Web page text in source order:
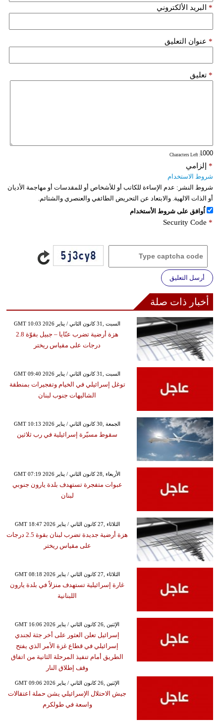
البريد الألكتروني *
عنوان التعليق *
تعليق *
: Characters Left
إلزامي *
شروط الاستخدام
شروط النشر: عدم الإساءة للكاتب أو للأشخاص أو للمقدسات أو مهاجمة الأديان
أو الذات الالهية. والابتعاد عن التحريض الطائفي والعنصري والشتائم.
اُوافق على شروط الأستخدام
Security Code *
أرسل التعليق
أخبار ذات صلة
GMT 10:03 2026 السبت ,31 كانون الثاني / يناير
هزة أرضية تضرب عنّايا – جبيل بقوّة 2.8
درجات على مقياس ريختر
GMT 09:40 2026 السبت ,31 كانون الثاني / يناير
توغل إسرائيلي في الخيام وتفجيرات بمنطقة
الشاليهات جنوب لبنان
GMT 10:13 2026 الجمعة ,30 كانون الثاني / يناير
سقوط مسيّرة إسرائيلية في رب ثلاثين
GMT 07:19 2026 الأربعاء ,28 كانون الثاني / يناير
عبوات متفجرة تستهدف بلدة يارون جنوبي
لبنان
GMT 18:47 2026 الثلاثاء ,27 كانون الثاني / يناير
هزة أرضية جديدة تضرب لبنان بقوة 2.5 درجات
على مقياس ريختر
GMT 08:18 2026 الثلاثاء ,27 كانون الثاني / يناير
غارة إسرائيلية تستهدف منزلاً في بلدة يارون
اللبنانية
GMT 16:06 2026 الإثنين ,26 كانون الثاني / يناير
إسرائيل تعلن العثور على أخر جثة لجندي
إسرائيلي في قطاع غزة الأمر الذي يفتح
الطريق أمام تنفيذ المرحلة الثانية من اتفاق
وقف إطلاق النار
GMT 09:06 2026 الإثنين ,26 كانون الثاني / يناير
جيش الاحتلال الإسرائيلي يشن حملة اعتقالات
واسعة في طولكرم